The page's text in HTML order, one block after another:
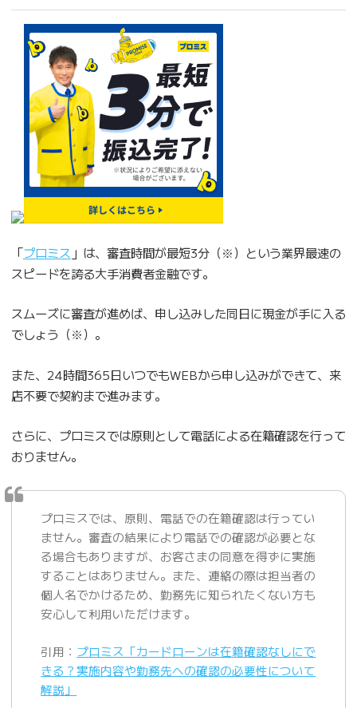
「プロミス 」は、審査時間が最短3分（※）という業界最速の
スピードを誇る大手消費者金融です。
スムーズに審査が進めば、申し込みした同日に現金が手に入る
でしょう（※）。
また、24時間365日いつでもWEBから申し込みができて、来
店不要で契約まで進みます。
さらに、プロミスでは原則として電話による在籍確認を行って
おりません。
プロミスでは、原則、電話での在籍確認は行ってい
ません。審査の結果により電話での確認が必要とな
る場合もありますが、お客さまの同意を得ずに実施
することはありません。また、連絡の際は担当者の
個人名でかけるため、勤務先に知られたくない方も
安心して利用いただけます。
引用： プロミス「カードローンは在籍確認なしにで
きる？実施内容や勤務先への確認の必要性について
解説」